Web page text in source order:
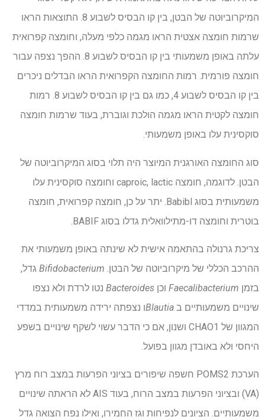
המיקרוביוטה של הבטן, בין קו הבסיס לשבוע 8. התוצאות הראו
שרמות חומצה אצטית הראו מגמה כלפי מעלה, וחומצה קפרואית
עלתה באופן משמעותי בין קו הבסיס לשבוע 8. ההפך נצפה עבור
חומצה פורמית. רמות החומצה הקפרואית הראו הבדלים ניכרים
בין קו הבסיס לשבוע 4, כמו גם בין קו הבסיס לשבוע 8. רמות
חומצה לקטית הראו מגמה הולכת וגוברת, בעוד שרמות חומצה
סוקסינית עלו באופן משמעותי.
סוג החומצה האורגנית המיוצר היה תלוי בסוג המיקרוביוטה של
הבטן. לדוגמה, חומצה caproic, lactic וחומצה סוקסינית עלו
משמעותית בסוג Babibl. יתר על כן, חומצה קפרואית, חומצה
בוטרית וחומצה דו-מתילוואלית גדלו בסוג BABIF.
צריכת גרנולה בהתאמה אישית לא שינתה באופן משמעותי את
ההרכב הכללי של מיקרוביוטה של הבטן. Bifidobacterium גדל,
בזמן Faecalibacterium וכן Bacteroides נטו לרדת ולא נצפו
שינויים משמעותיים ב Blautiaו נצפתה ירידה משמעותית במדדי
המגוון של CHAO1 ושנון, אם כי הדבר עשוי לשקף שינויים בשפע
היחסי ולא באובדן מגוון בפועל.
הערכת POMS2 חשפה שיפורים בציוני הפרעות במצב רוח מרץ
(VA) ובציוני הפרעות במצב הרוח, בעוד AIS לא הראתה שינויים
משמעותיים. הציונים לנפיחות וגז החמירו, ואילו נפח הצואה גדל